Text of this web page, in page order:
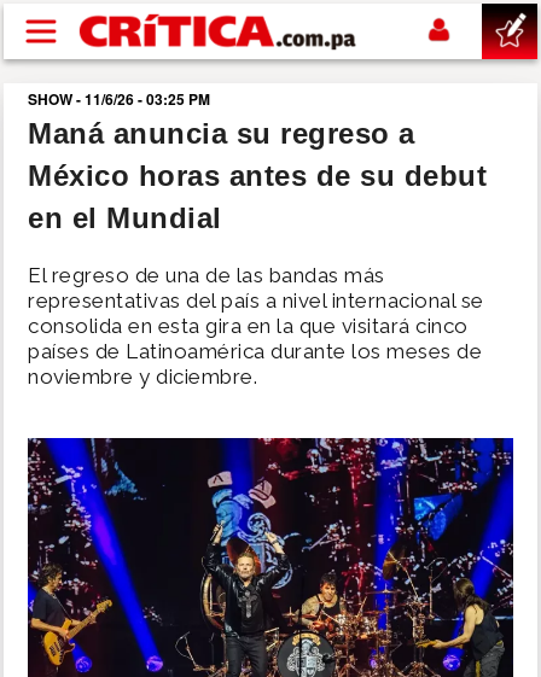
Pasar al contenido principal
buscar
SUCESOS
POLÍTICA
SHOW
DEPORTES
MUNDO
INSÓLITAS
MULTIMEDIA
SHOW - 11/6/26 - 03:25 PM
Maná anuncia su regreso a
México horas antes de su debut
en el Mundial
El regreso de una de las bandas más
representativas del país a nivel internacional se
consolida en esta gira en la que visitará cinco
países de Latinoamérica durante los meses de
noviembre y diciembre.